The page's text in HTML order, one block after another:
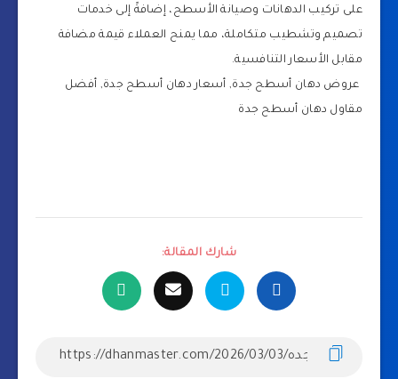
على تركيب الدهانات وصيانة الأسطح، إضافةً إلى خدمات
تصميم وتشطيب متكاملة، مما يمنح العملاء قيمة مضافة
مقابل الأسعار التنافسية.
عروض دهان أسطح جدة, أسعار دهان أسطح جدة, أفضل
مقاول دهان أسطح جدة
شارك المقالة: